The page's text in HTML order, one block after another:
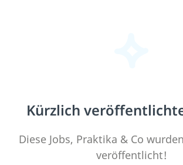
Kürzlich
Diese Jobs, Praktika & Co
veröffentlicht!